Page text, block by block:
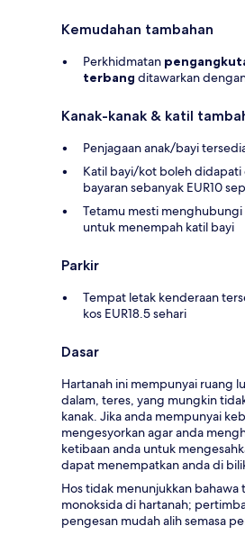
Kemudahan tambahan
Perkhidmatan
terbang ditawarkan
Kanak-kanak & katil
Penjagaan anak/bayi
Katil bayi/kot boleh
bayaran sebanyak EUR10
Tetamu mesti menghubungi
untuk menempah katil bayi
Parkir
Tempat letak kenderaan
kos EUR18.5 sehari
Dasar
Hartanah ini mempunyai ruang
dalam, teres, yang mungkin
kanak. Jika anda mempunyai
mengesyorkan agar anda
ketibaan anda untuk
dapat menempatkan anda di
Hos tidak menunjukkan
monoksida di hartanah;
pengesan mudah alih semasa